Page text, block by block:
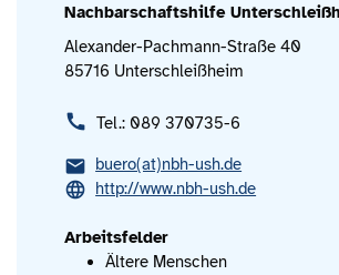
Nachbarschaftshilfe
Alexander-Pachmann-Straße 40
85716 Unterschleißheim
Tel.: 089 370735-6
buero(at)nbh-ush.de
http://www.nbh-ush.de
Arbeitsfelder
Ältere Menschen